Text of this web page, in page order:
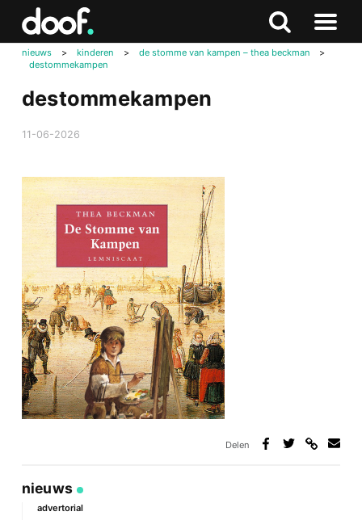
Zoeken
Naar
menu
nieuws > kinderen > de stomme van kampen – thea beckman
>
destommekampen
destommekampen
11-06-2026
Delen
nieuws
advertorial
Doof.nl
Zoeken
naar